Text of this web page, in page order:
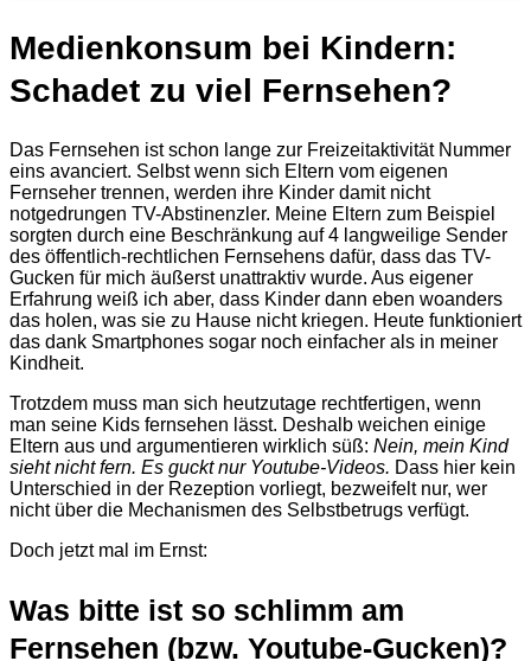
Medienkonsum bei Kindern:
Schadet zu viel Fernsehen?
Das Fernsehen ist schon lange zur Freizeitaktivität Nummer
eins avanciert. Selbst wenn sich Eltern vom eigenen
Fernseher trennen, werden ihre Kinder damit nicht
notgedrungen TV-Abstinenzler. Meine Eltern zum Beispiel
sorgten durch eine Beschränkung auf 4 langweilige Sender
des öffentlich-rechtlichen Fernsehens dafür, dass das TV-
Gucken für mich äußerst unattraktiv wurde. Aus eigener
Erfahrung weiß ich aber, dass Kinder dann eben woanders
das holen, was sie zu Hause nicht kriegen. Heute funktioniert
das dank Smartphones sogar noch einfacher als in meiner
Kindheit.
Trotzdem muss man sich heutzutage rechtfertigen, wenn
man seine Kids fernsehen lässt. Deshalb weichen einige
Eltern aus und argumentieren wirklich süß: Nein, mein Kind
sieht nicht fern. Es guckt nur Youtube-Videos. Dass hier kein
Unterschied in der Rezeption vorliegt, bezweifelt nur, wer
nicht über die Mechanismen des Selbstbetrugs verfügt.
Doch jetzt mal im Ernst:
Was bitte ist so schlimm am
Fernsehen (bzw. Youtube-Gucken)?